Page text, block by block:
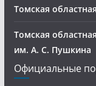
Томская
Томская
им. А. С. Пушкина
Официальные